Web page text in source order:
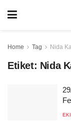
Home Tag Nida
Etiket: Nida